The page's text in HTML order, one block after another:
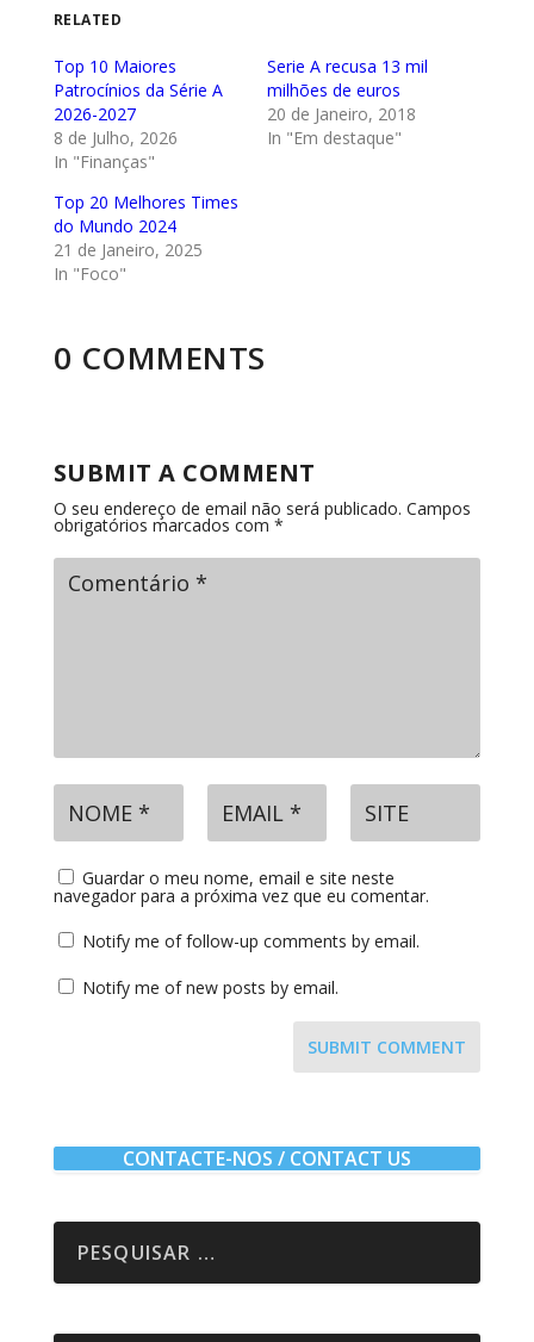
RELATED
Top 10 Maiores
Patrocínios da Série A
2026-2027
8 de Julho, 2026
In "Finanças"
Serie A recusa 13 mil
milhões de euros
20 de Janeiro, 2018
In "Em destaque"
Top 20 Melhores Times
do Mundo 2024
21 de Janeiro, 2025
In "Foco"
0 COMMENTS
SUBMIT A COMMENT
O seu endereço de email não será publicado. Campos
obrigatórios marcados com *
Guardar o meu nome, email e site neste
navegador para a próxima vez que eu comentar.
Notify me of follow-up comments by email.
Notify me of new posts by email.
SUBMIT COMMENT
CONTACTE-NOS / CONTACT US